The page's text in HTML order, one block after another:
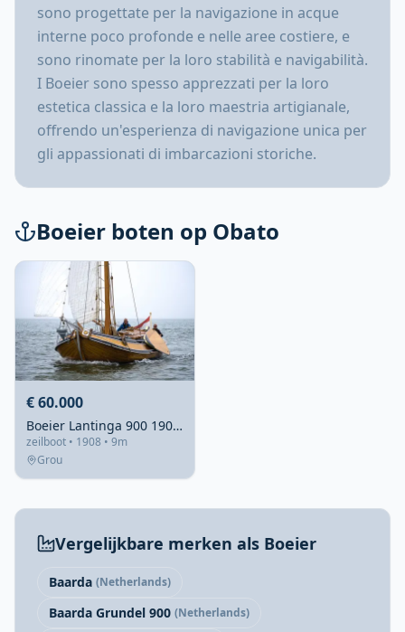
sono progettate per la navigazione in acque
interne poco profonde e nelle aree costiere, e
sono rinomate per la loro stabilità e navigabilità.
I Boeier sono spesso apprezzati per la loro
estetica classica e la loro maestria artigianale,
offrendo un'esperienza di navigazione unica per
gli appassionati di imbarcazioni storiche.
Boeier boten op Obato
€ 60.000
Boeier Lantinga 900 1908 – Authentieke houten zeilboot vaarklaar
zeilboot • 1908 • 9m
Grou
Vergelijkbare merken als Boeier
Baarda (Netherlands)
Baarda Grundel 900 (Netherlands)